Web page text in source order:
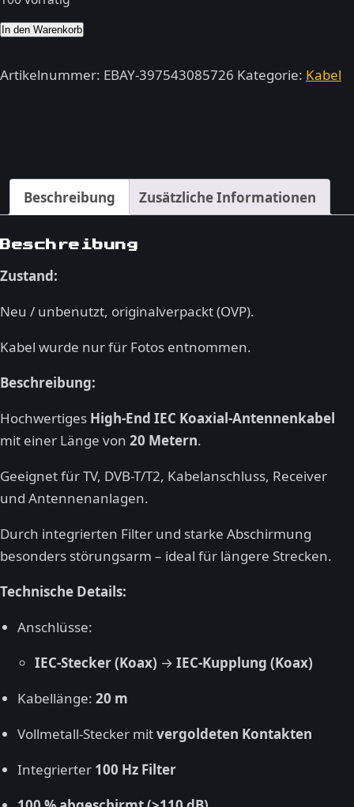
High
Antennenkabel
Koax
Kabel
Filter,
vergoldet,
Menge
In den Warenkorb
Artikelnummer: EBAY-397543085726 Kategorie: Kabel
Beschreibung Zusätzliche Informationen
Beschreibung
Zustand:
Neu / unbenutzt, originalverpackt (OVP).
Kabel wurde nur für Fotos entnommen.
Beschreibung:
Hochwertiges High-End IEC Koaxial-Antennenkabel
mit einer Länge von 20 Metern.
Geeignet für TV, DVB-T/T2, Kabelanschluss, Receiver
und Antennenanlagen.
Durch integrierten Filter und starke Abschirmung
besonders störungsarm – ideal für längere Strecken.
Technische Details:
Anschlüsse:
IEC-Stecker (Koax) →IEC-Kupplung (Koax)
Kabellänge:20 m
Vollmetall-Stecker mitvergoldeten Kontakten
Integrierter 100 Hz Filter